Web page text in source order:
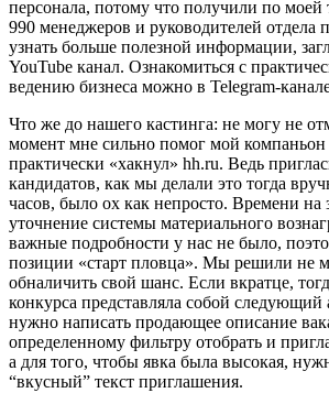
персонала, потому что получили по
990 менеджеров и руководителей отдела
узнать больше полезной информации,
YouTube канал. Ознакомиться с
ведению бизнеса можно в Telegram-
Что же до нашего кастинга: не могу не
момент мне сильно помог мой
практически «хакнул» hh.ru. Ведь
кандидатов, как мы делали это тогда
часов, было ох как непросто. Времени на
уточнение системы материального
важные подробности у нас не было,
позиции «старт пловца». Мы решили не
обналичить свой шанс. Если вкратце,
конкурса представляла собой следующий
нужно написать продающее описание
определенному фильтру отобрать и
а для того, чтобы явка была высокая,
“вкусный” текст приглашения.